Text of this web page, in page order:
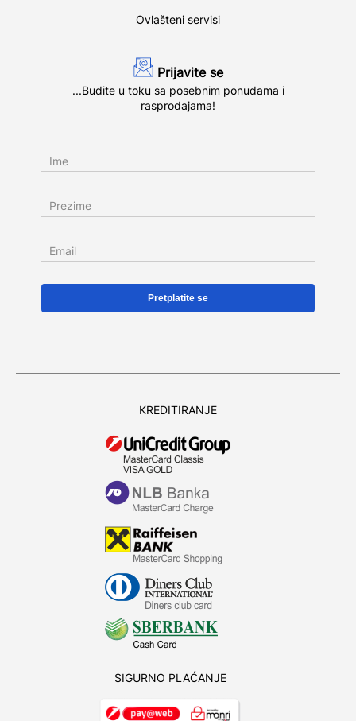
Ovlašteni servisi
Prijavite se
...Budite u toku sa posebnim ponudama i
rasprodajama!
Ime
Prezime
Email
KREDITIRANJE
SIGURNO PLAĆANJE